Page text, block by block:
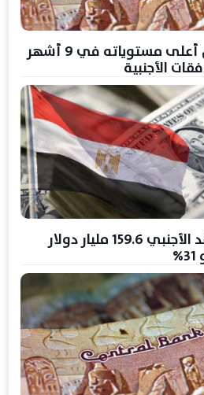
الجنيه المصري يسجّل أعلى مستوياته في 9 أشهر
الأجنبية
الإحصاء: متحصلات النقد الأجنبي 159.6 مليار دولار